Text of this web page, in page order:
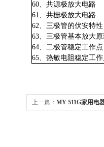
60、共源极放大电路
61、共栅极放大电路
62、三极管的伏安特性
63、三极管基本放大
64、二极管稳定工作点
65、热敏电阻稳定工
上一篇： MY-511G家用电